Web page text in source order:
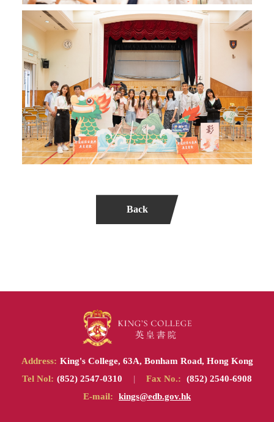
Back
Address: King's College, 63A, Bonham Road, Hong Kong
Tel Nol: (852) 2547-0310 | Fax No.:
(852) 2540-6908
E-mail:
kings@edb.gov.hk